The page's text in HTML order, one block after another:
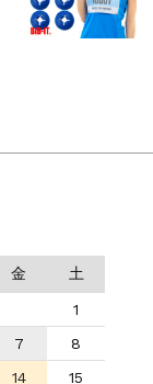
金 土
1
7
8
14
15